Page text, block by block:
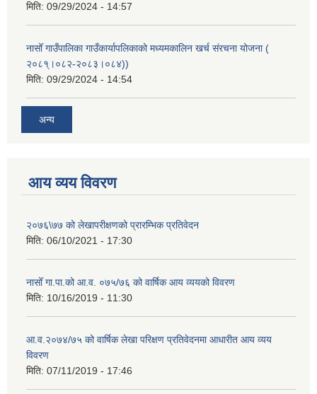
मिति: 09/29/2024 - 14:57
नासोँ गाउँपालिका गाउँकार्यापलिकाको मध्यमकालिन खर्च संरचना योजना (
२०८१्।०८२-२०८३।०८४))
मिति: 09/29/2024 - 14:54
अन्य
आय व्यय विवरण
२०७६\७७ को लेखापरीक्षणको प्रारम्भिक प्रतिवेदन
मिति: 06/10/2021 - 17:30
नासोँ गा.पा.को आ.व. ०७५/७६ को वार्षिक आय व्ययको विवरण
मिति: 10/16/2019 - 11:30
आ.व.२०७४/७५ को वार्षिक लेखा परिक्षण प्रतिवेदनमा आधारीत आय व्यय
विवरण
मिति: 07/11/2019 - 17:46